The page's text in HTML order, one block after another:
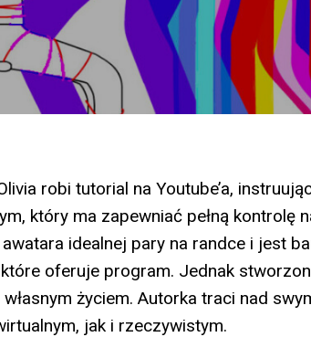
robi tutorial na Youtube’a,
który ma zapewniać pełną kontrolę
idealnej pary na randce i jest
oferuje program. Jednak
życiem. Autorka traci nad
jak i rzeczywistym.